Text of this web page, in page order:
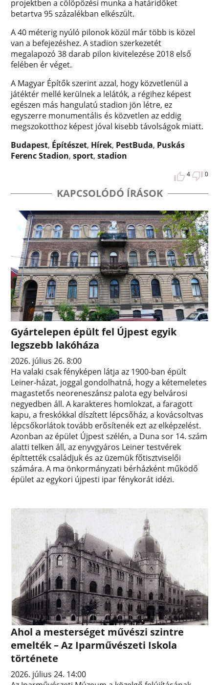
projektben a cölöpözési munka a határidőket
betartva 95 százalékban elkészült.
A 40 méterig nyúló pilonok közül már több is közel
van a befejezéshez. A stadion szerkezetét
megalapozó 38 darab pilon kivitelezése 2018 első
felében ér véget.
A Magyar Építők szerint azzal, hogy közvetlenül a
játéktér mellé kerülnek a lelátók, a régihez képest
egészen más hangulatú stadion jön létre, ez
egyszerre monumentális és közvetlen az eddig
megszokotthoz képest jóval kisebb távolságok miatt.
Budapest, Építészet, Hírek, PestBuda, Puskás
Ferenc Stadion,sport,stadion
4 0
KAPCSOLÓDÓ ÍRÁSOK
Gyártelepen épült fel Újpest egyik
legszebb lakóháza
2026. július 26. 8:00
Ha valaki csak fényképen látja az 1900-ban épült
Leiner-házat, joggal gondolhatná, hogy a kétemeletes
magastetős neoreneszánsz palota egy belvárosi
negyedben áll. A karakteres homlokzat, a faragott
kapu, a freskókkal díszített lépcsőház, a kovácsoltvas
lépcsőkorlátok tovább erősítenék ezt az elképzelést.
Azonban az épület Újpest szélén, a Duna sor 14. szám
alatti telken áll, az enyvgyáros Leiner testvérek
építtették családjuk és az üzemük főtisztviselői
számára. A ma önkormányzati bérházként működő
épület az egykori újpesti ipar fénykorát idézi.
Ahol a mesterséget művészi szintre
emelték – Az Iparművészeti Iskola
története
2026. július 24. 14:00